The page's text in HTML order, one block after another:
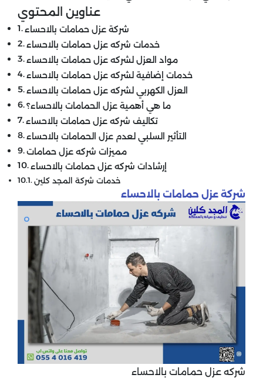
عناوين المحتوي
خدمات شركه عزل حمامات بالاحساء
مواد العزل لشركه عزل حمامات بالاحساء
خدمات إضافية لشركه عزل حمامات بالاحساء
العزل الكهربي لشركه عزل حمامات بالاحساء
ما هي أهمية عزل الحمامات بالاحساء؟
تكاليف شركه عزل حمامات بالاحساء
مميزات شركه عزل حمامات
إرشادات شركه عزل حمامات بالاحساء
خدمات شركة المجد كلين
شركة عزل حمامات بالاحساء
شركه عزل حمامات بالاحساء